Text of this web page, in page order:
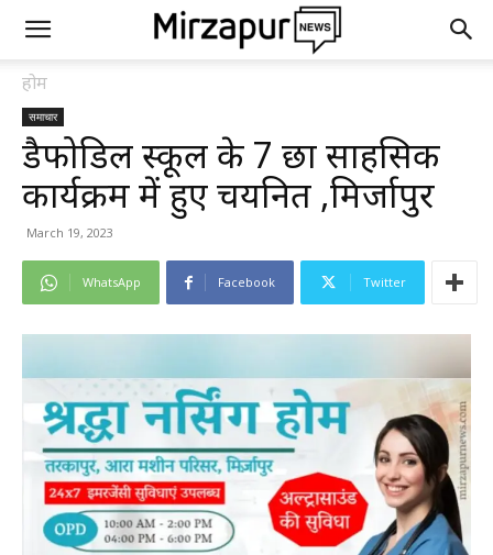
होम
समाचार
डैफोडिल स्कूल के 7 छात्र साहसिक
कार्यक्रम में हुए चयनित ,मिर्जापुर
March 19, 2023
WhatsApp Facebook Twitter